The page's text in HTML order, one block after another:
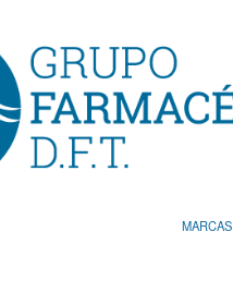
MARCAS